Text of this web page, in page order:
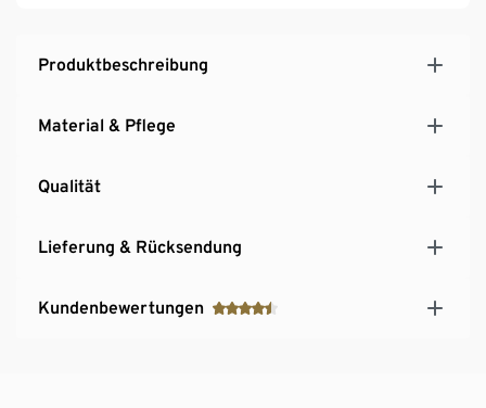
Produktbeschreibung
Material & Pflege
Qualität
Lieferung & Rücksendung
Kundenbewertungen